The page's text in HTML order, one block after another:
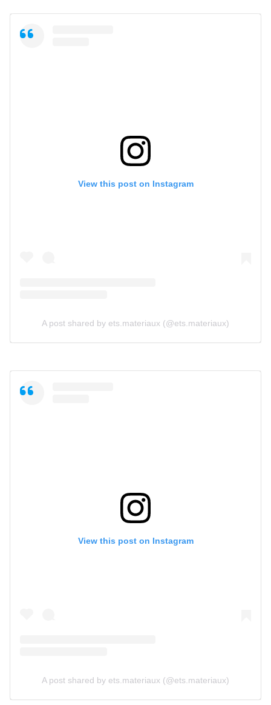
View this post on Instagram
A post shared by ets.materiaux (@ets.materiaux)
View this post on Instagram
A post shared by ets.materiaux (@ets.materiaux)